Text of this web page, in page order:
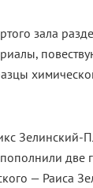
зала
Зелинский-
две
— Раиса